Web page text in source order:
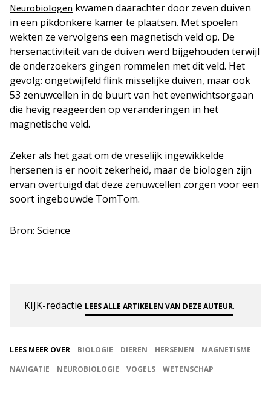
Neurobiologen kwamen daarachter door zeven duiven
in een pikdonkere kamer te plaatsen. Met spoelen
wekten ze vervolgens een magnetisch veld op. De
hersenactiviteit van de duiven werd bijgehouden terwijl
de onderzoekers gingen rommelen met dit veld. Het
gevolg: ongetwijfeld flink misselijke duiven, maar ook
53 zenuwcellen in de buurt van het evenwichtsorgaan
die hevig reageerden op veranderingen in het
magnetische veld.
Zeker als het gaat om de vreselijk ingewikkelde
hersenen is er nooit zekerheid, maar de biologen zijn
ervan overtuigd dat deze zenuwcellen zorgen voor een
soort ingebouwde TomTom.
Bron: Science
KIJK-redactie LEES ALLE ARTIKELEN VAN DEZE AUTEUR.
LEES MEER OVER BIOLOGIE DIEREN HERSENEN
MAGNETISME
NAVIGATIE
NEUROBIOLOGIE VOGELS WETENSCHAP